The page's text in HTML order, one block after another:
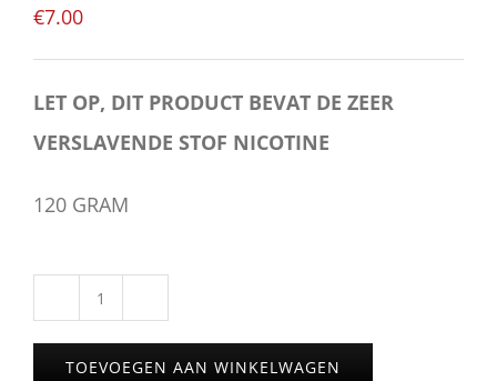
€7.00
LET OP, DIT PRODUCT BEVAT DE ZEER
VERSLAVENDE STOF NICOTINE
120 GRAM
HONEY
MELON
TOEVOEGEN AAN WINKELWAGEN